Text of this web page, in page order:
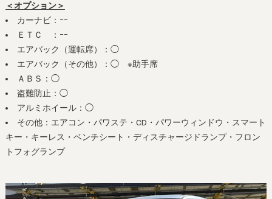
＜オプション＞
カーナビ：ｰｰ
ＥＴＣ ：ｰｰ
エアバック（運転席）：◯
エアバック（その他）：◯ ※助手席
ＡＢＳ：◯
盗難防止：◯
アルミホイール：◯
その他：エアコン・パワステ・CD・パワーウィンドウ・スマート
キー・キーレス・ベンチシート・ディスチャージドランプ・フロン
トフォグランプ